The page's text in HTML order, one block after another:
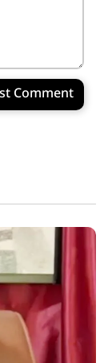
Comment